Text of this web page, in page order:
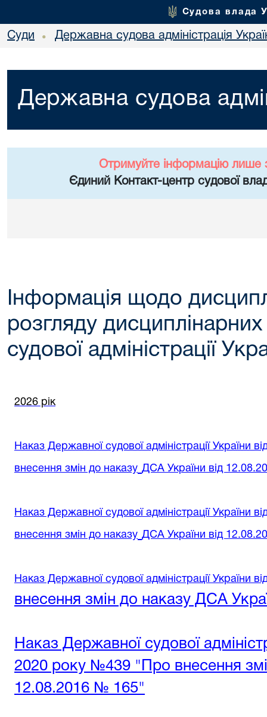
Судова влада
Суди • Державна судова адміністрація
Державна судова
Отримуйте інформацію лише
Єдиний Контакт-центр судової
Інформація щодо
розгляду
судової адміністрації
2026 рік
Наказ Державної судової адміністрації
внесення змін до наказу ДСА України від
Наказ Державної судової адміністрації
внесення змін до наказу ДСА України від
Наказ Державної судової адміністрації України
внесення змін до наказу ДСА
Наказ Державної судової
2020 року №439 "Про внесення
12.08.2016 № 165"